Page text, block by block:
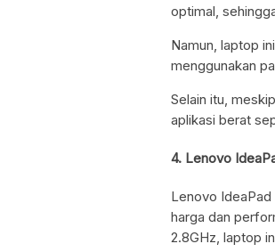
optimal,
Namun, laptop
menggunakan
Selain itu,
aplikasi berat
4. Lenovo
Lenovo IdeaPad
harga dan
2.8GHz, laptop